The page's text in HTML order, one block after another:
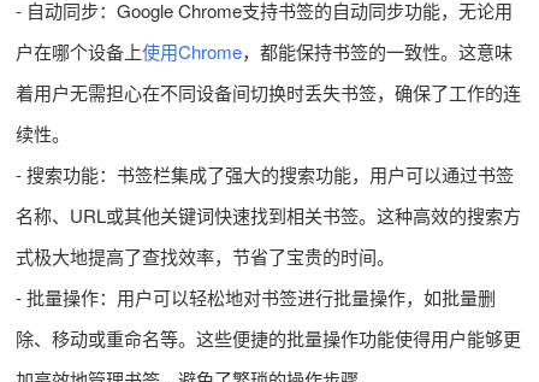
- 自动同步：Google Chrome支持书签的自动同步功能，无论用
户在哪个设备上使用Chrome，都能保持书签的一致性。这意味
着用户无需担心在不同设备间切换时丢失书签，确保了工作的连
续性。
- 搜索功能：书签栏集成了强大的搜索功能，用户可以通过书签
名称、URL或其他关键词快速找到相关书签。这种高效的搜索方
式极大地提高了查找效率，节省了宝贵的时间。
- 批量操作：用户可以轻松地对书签进行批量操作，如批量删
除、移动或重命名等。这些便捷的批量操作功能使得用户能够更